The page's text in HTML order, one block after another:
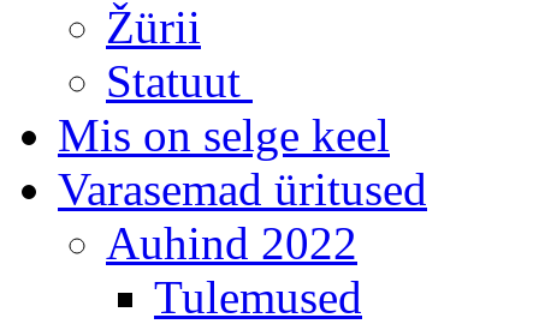
Žürii
Statuut
Mis on selge keel
Varasemad üritused
Auhind 2022
Tulemused